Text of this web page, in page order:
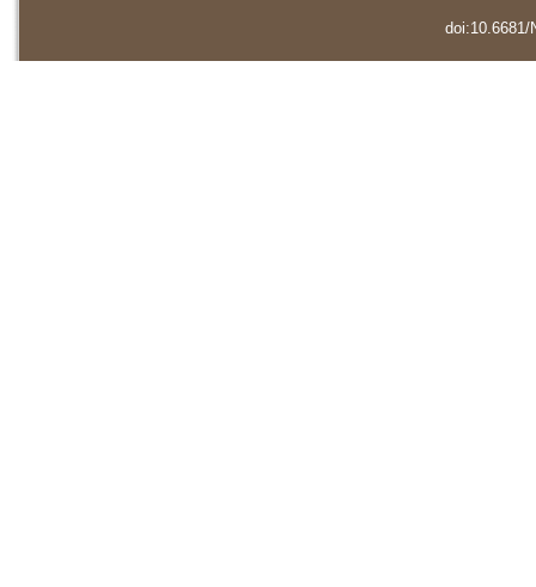
doi:10.6681/